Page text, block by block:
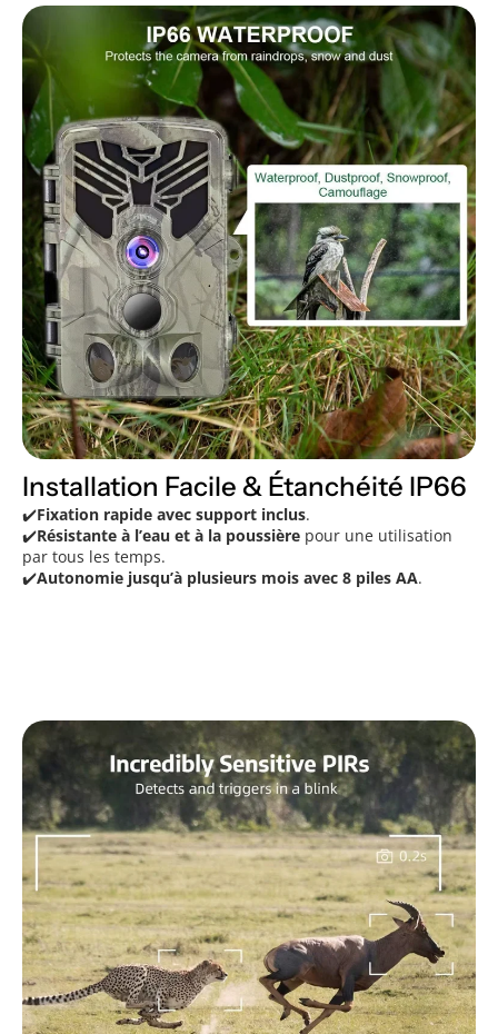
Installation Facile & Étanchéité IP66
✔️Fixation rapide avec support inclus.
✔️Résistante à l’eau et à la poussière pour une utilisation
par tous les temps.
✔️Autonomie jusqu’à plusieurs mois avec 8 piles AA.